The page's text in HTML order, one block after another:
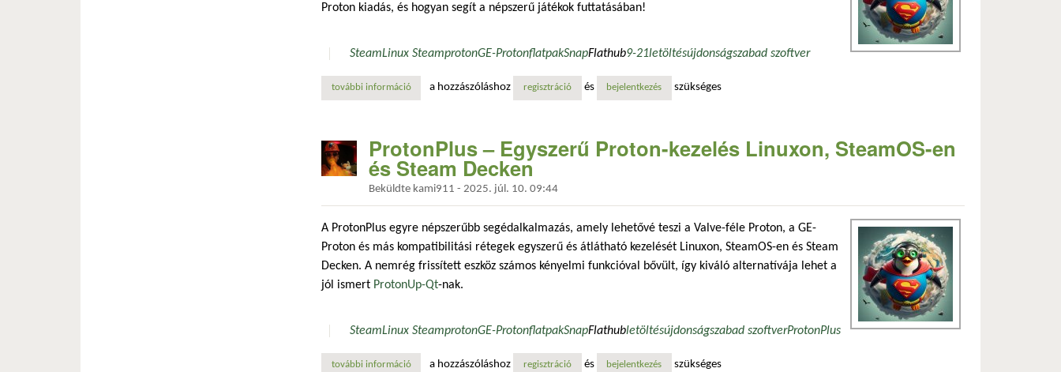
Proton kiadás, és hogyan segít a népszerű játékok futtatásában!
SteamLinux SteamprotonGE-ProtonflatpakSnapFlathub9-21letöltésújdonságszabad szoftver
további információmegjelent a protonup-qt 2.13 – új kompatibilitási eszközökkel bővült a steam és lutris támogatása tartalommal kapcsolatosan
a hozzászóláshoz regisztráció és bejelentkezés szükséges
ProtonPlus – Egyszerű Proton-kezelés Linuxon, SteamOS-en
és Steam Decken
Beküldte kami911 - 2025. júl. 10. 09:44
A ProtonPlus egyre népszerűbb segédalkalmazás, amely lehetővé teszi a Valve-féle Proton, a GE-
Proton és más kompatibilitási rétegek egyszerű és átlátható kezelését Linuxon, SteamOS-en és Steam
Decken. A nemrég frissített eszköz számos kényelmi funkcióval bővült, így kiváló alternatívája lehet a
jól ismert ProtonUp-Qt-nak.
SteamLinux SteamprotonGE-ProtonflatpakSnapFlathubletöltésújdonságszabad szoftverProtonPlus
további információprotonplus – egyszerű proton-kezelés linuxon, steamos-en és steam decken tartalommal kapcsolatosan
a hozzászóláshoz regisztráció és bejelentkezés szükséges